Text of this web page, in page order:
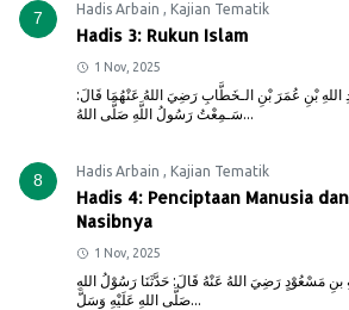
7 Hadis Arbain , Kajian Tematik
Hadis 3: Rukun Islam
1 Nov, 2025
اللهِ بْنِ عُمَرَ بْنِ الـخَطَّابِ رَضِيَ اللهُ عَنْهُمَا قَالَ:
سَـمِعْتُ رَسُولُ اللَّهِ صَلَّى اللهُ...
8 Hadis Arbain , Kajian Tematik
Hadis 4: Penciptaan Manusia
Nasibnya
1 Nov, 2025
بنِ مَسْعُوْدٍ رَضِيَ اللهُ عَنْهُ قَالَ: حَدَّثَنَا رَسُوْلُ اللهِ
صَلَّى اللهِ عَلَيْهِ وَسَلَّ...